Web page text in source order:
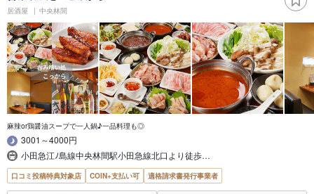
居酒屋 中央林間
麻辣or鶏醤油スープで一人鍋♪一品料理も◎
3001～4000円
小田急江ﾉ島線中央林間駅小田急線北口より徒歩…
口コミ投稿特典対象店 COIN+支払い可 適格請求書発行事業者